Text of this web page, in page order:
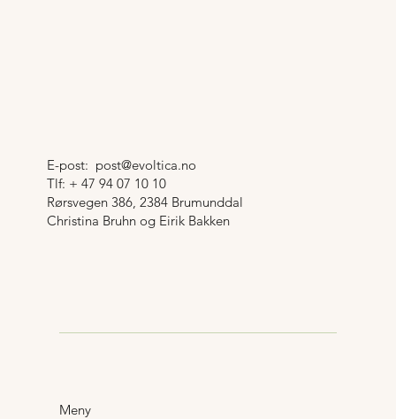
E-post: post@evoltica.no
Tlf: + 47 94 07 10 10
Rørsvegen 386, 2384 Brumunddal
Christina Bruhn og Eirik Bakken
Meny